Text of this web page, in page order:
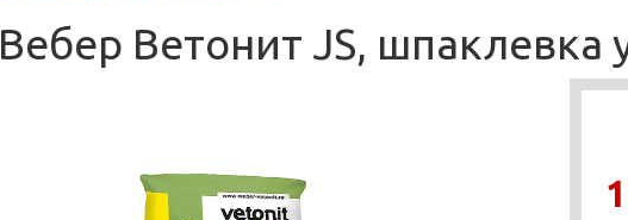
Вебер Ветонит JS, шпаклевка